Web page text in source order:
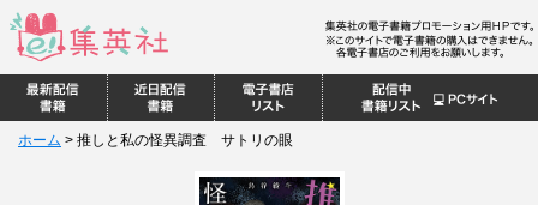
ホーム > 推しと私の怪異調査 サトリの眼